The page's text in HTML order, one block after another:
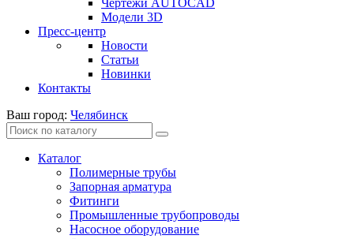
Чертежи AUTOCAD
Модели 3D
Пресс-центр
Новости
Статьи
Новинки
Контакты
Ваш город: Челябинск
Каталог
Полимерные трубы
Запорная арматура
Фитинги
Промышленные трубопроводы
Насосное оборудование